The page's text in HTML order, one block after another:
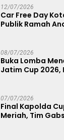
12/07/2026
Car Free Day
Publik Ramah
08/07/2026
Buka Lomba
Jatim Cup 2026,
07/07/2026
Final Kapolda
Meriah, Tim